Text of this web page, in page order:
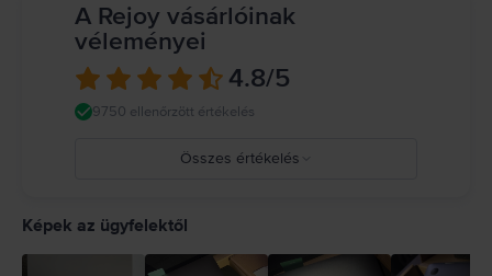
A Rejoy vásárlóinak
véleményei
4.8/5
9750 ellenőrzött értékelés
Összes értékelés
2
Képek az ügyfelektől